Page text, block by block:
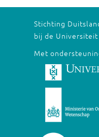
Stichting
bij de
Met